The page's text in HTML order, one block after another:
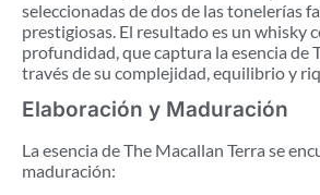
seleccionadas de dos de las tonelerías
prestigiosas. El resultado es un whisky
profundidad, que captura la esencia de
través de su complejidad, equilibrio y
Elaboración y Maduración
La esencia de The Macallan Terra se
maduración: